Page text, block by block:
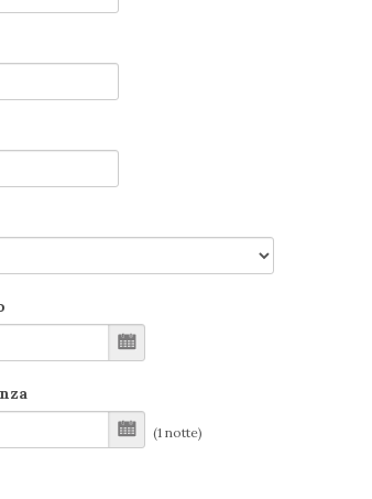
(1 notte)